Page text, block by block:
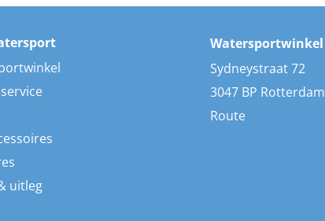
uitleg
Watersportwinkel
Sydneystraat 72
3047 BP Rotterdam
Route